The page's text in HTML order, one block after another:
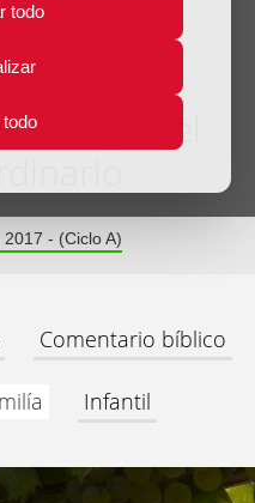
todo
del
- (Ciclo A)
Comentario bíblico
Infantil